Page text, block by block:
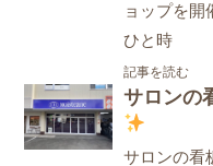
ョップを開
ひと時
記事を読む
サロンの
サロンの看